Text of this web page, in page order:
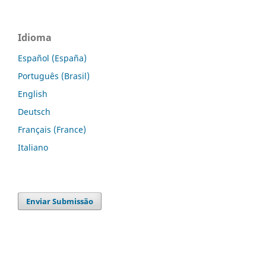
Idioma
Español (España)
Português (Brasil)
English
Deutsch
Français (France)
Italiano
Enviar Submissão